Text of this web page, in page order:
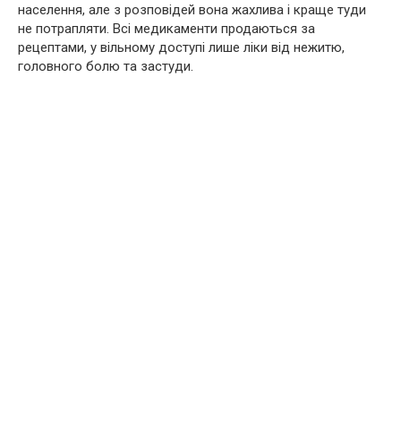
населення, але з розповідей вона жaхлива і краще туди
не потрапляти. Всі медикаменти продаються за
рецептами, у вільному доступі лише ліки від нежитю,
головного болю та застуди.